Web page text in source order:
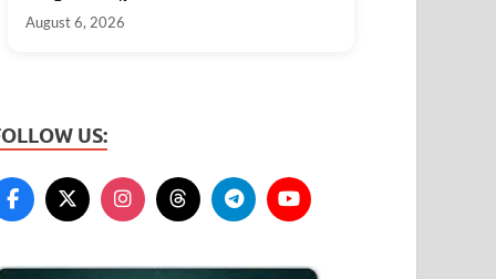
August 6, 2026
US: